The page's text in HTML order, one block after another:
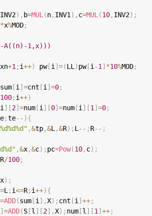
INV2) , b=MUL (n, INV1 ) , c=MUL (10, INV2) ;
*x%MOD;
A((n)-1,x)))
+1 ; i++) pw[i ]=(LL )pw[i -1 ] *10%MOD;
sum [i ]=cnt [i ]=0;
100; i++)
i ] [2]=num [i ] [0]=num [i ] [1 ]=0;
;te-- ){
,&tp,&L ,&R) ; L -- ; R-- ;
,&x,&c) ; pc=Pow(10, c) ;
R/100;
x) ;
=L ; i<=R; i++){
=ADD(sum [i ] ,X) ; cnt [i ]++;
]=ADD(S [l ] [2] ,X) ; num [l ] [1 ]++;